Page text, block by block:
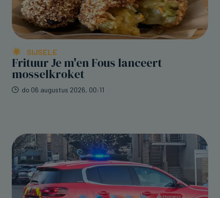
SIJSELE
Frituur Je m'en Fous lanceert
mosselkroket
do 06 augustus 2026, 00:11